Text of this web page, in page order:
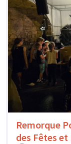
Remorque
des Fêtes